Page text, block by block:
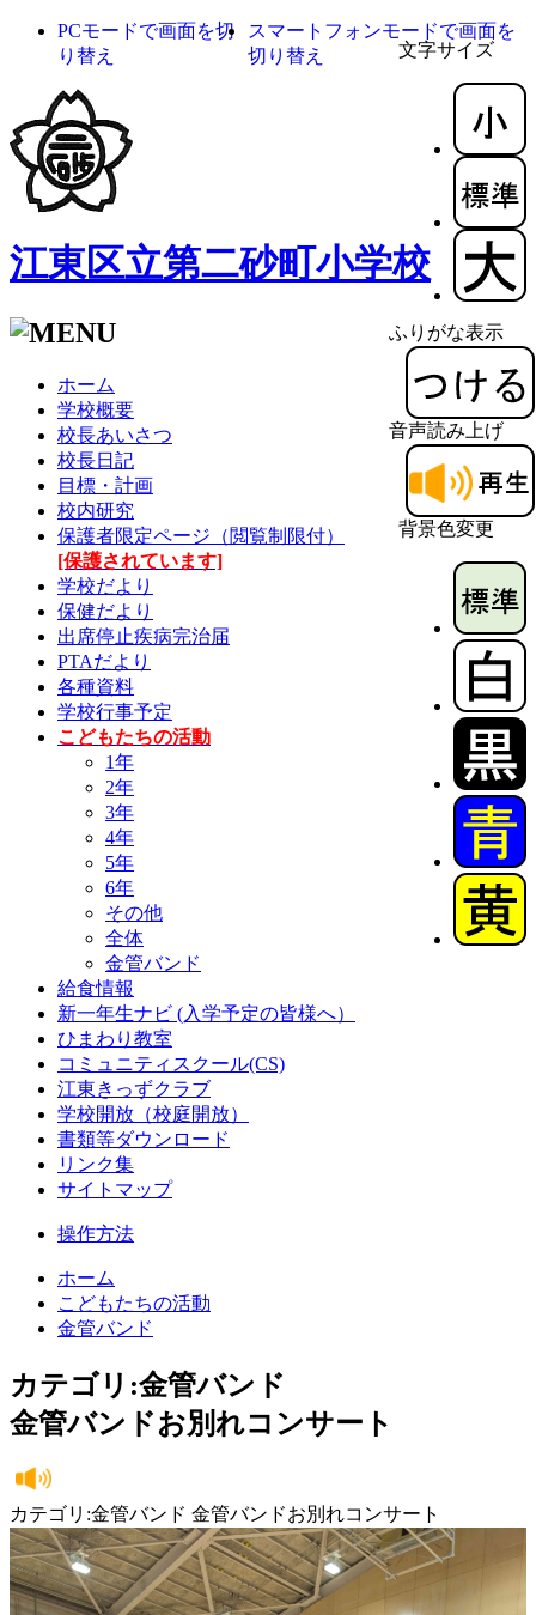
文字サイズ
ふりがな表示
音声読み上げ
背景色変更
PCモードで画面を切
り替え
スマートフォンモードで画面を
切り替え
江東区立第二砂町小学校
ホーム
学校概要
校長あいさつ
校長日記
目標・計画
校内研究
保護者限定ページ（閲覧制限付）
[保護されています]
学校だより
保健だより
出席停止疾病完治届
PTAだより
各種資料
学校行事予定
こどもたちの活動
1年
2年
3年
4年
5年
6年
その他
全体
金管バンド
給食情報
新一年生ナビ (入学予定の皆様へ）
ひまわり教室
コミュニティスクール(CS)
江東きっずクラブ
学校開放（校庭開放）
書類等ダウンロード
リンク集
サイトマップ
操作方法
ホーム
こどもたちの活動
金管バンド
カテゴリ:金管バンド
金管バンドお別れコンサート
カテゴリ:金管バンド 金管バンドお別れコンサート